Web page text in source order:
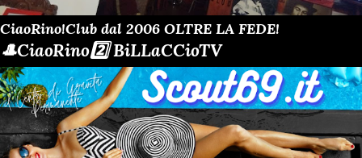
CiaoRino!Club dal 2006 OLTRE LA FEDE!
🎩CiaoRino2️⃣ BiLLaCCioTV